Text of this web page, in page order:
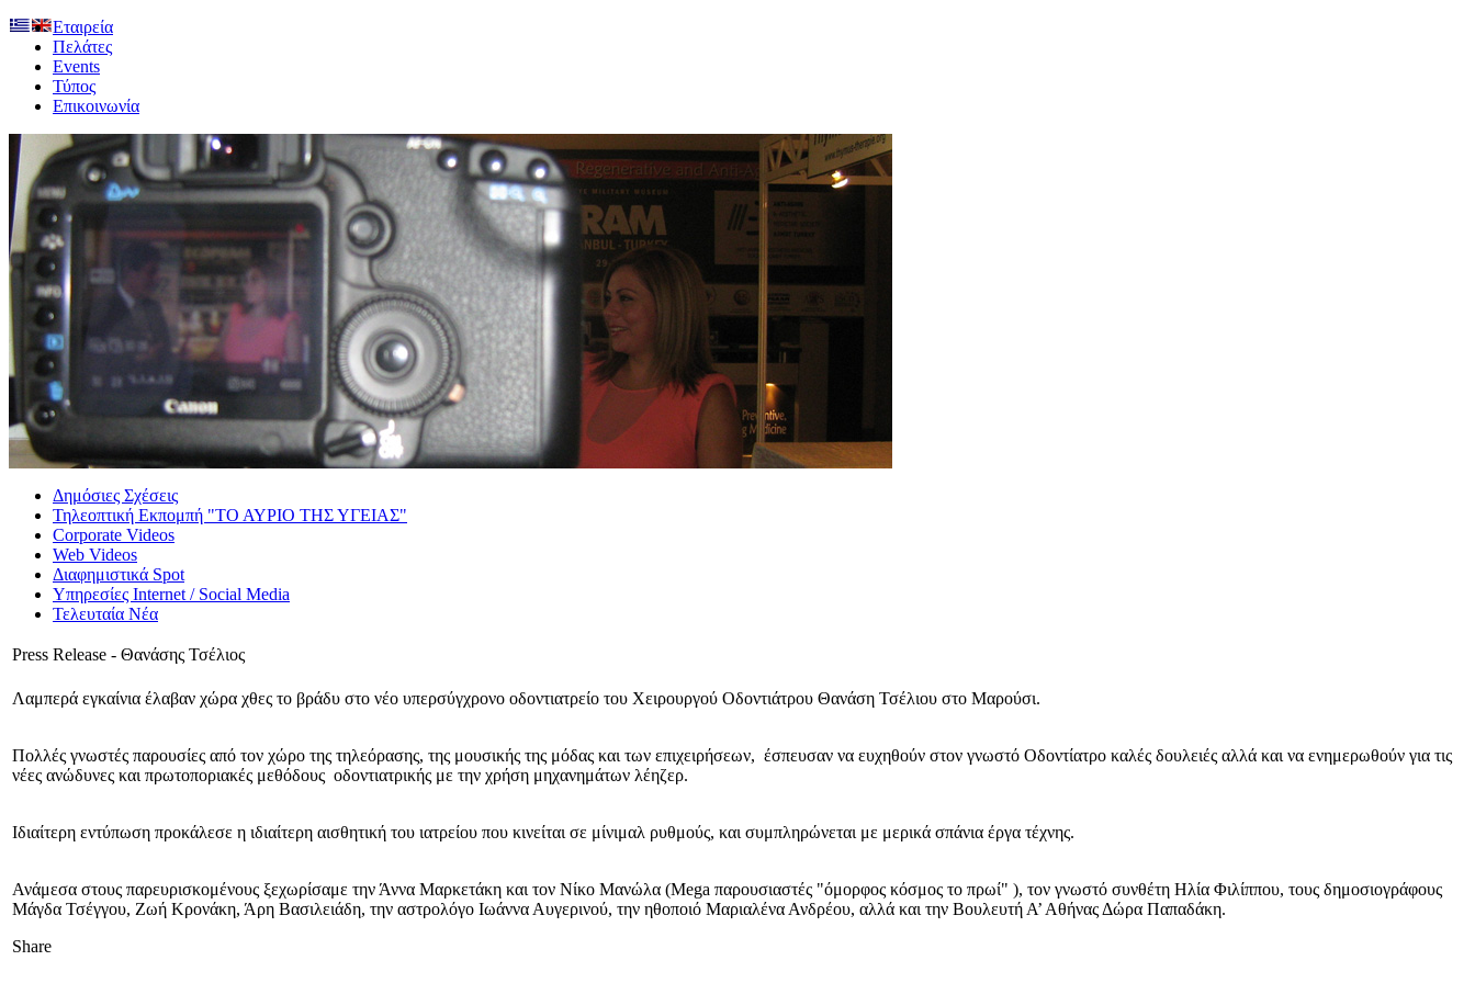
Εταιρεία
Πελάτες
Events
Τύπος
Επικοινωνία
Δημόσιες Σχέσεις
Τηλεοπτική Εκπομπή "ΤΟ ΑΥΡΙΟ ΤΗΣ ΥΓΕΙΑΣ"
Corporate Videos
Web Videos
Διαφημιστικά Spot
Υπηρεσίες Internet / Social Media
Τελευταία Νέα
Press Release - Θανάσης Τσέλιος
Λαμπερά εγκαίνια έλαβαν χώρα χθες το βράδυ στο νέο υπερσύγχρονο οδοντιατρείο του Χειρουργού Οδοντιάτρου Θανάση Τσέλιου στο Μαρούσι.
Πολλές γνωστές παρουσίες από τον χώρο της τηλεόρασης, της μουσικής της μόδας και των επιχειρήσεων, έσπευσαν να ευχηθούν στον γνωστό Οδοντίατρο καλές δουλειές αλλά και να ενημερωθούν για τις
νέες ανώδυνες και πρωτοποριακές μεθόδους οδοντιατρικής με την χρήση μηχανημάτων λέηζερ.
Ιδιαίτερη εντύπωση προκάλεσε η ιδιαίτερη αισθητική του ιατρείου που κινείται σε μίνιμαλ ρυθμούς, και συμπληρώνεται με μερικά σπάνια έργα τέχνης.
Ανάμεσα στους παρευρισκομένους ξεχωρίσαμε την Άννα Μαρκετάκη και τον Νίκο Μανώλα (Μega παρουσιαστές "όμορφος κόσμος το πρωί" ), τον γνωστό συνθέτη Ηλία Φιλίππου, τους δημοσιογράφους
Μάγδα Τσέγγου, Ζωή Κρονάκη, Άρη Βασιλειάδη, την αστρολόγο Ιωάννα Αυγερινού, την ηθοποιό Μαριαλένα Ανδρέου, αλλά και την Βουλευτή Α’ Αθήνας Δώρα Παπαδάκη.
Share